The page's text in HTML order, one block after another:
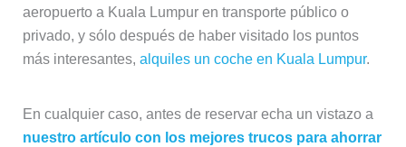
aeropuerto a Kuala Lumpur en transporte público o
privado, y sólo después de haber visitado los puntos
más interesantes, alquiles un coche en Kuala Lumpur.
En cualquier caso, antes de reservar echa un vistazo a
nuestro artículo con los mejores trucos para ahorrar